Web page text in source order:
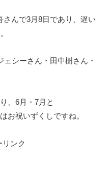
んで3月8日であり、遅い
シーさん・田中樹さん・
、6月・7月と
お祝いずくしですね。
リンク